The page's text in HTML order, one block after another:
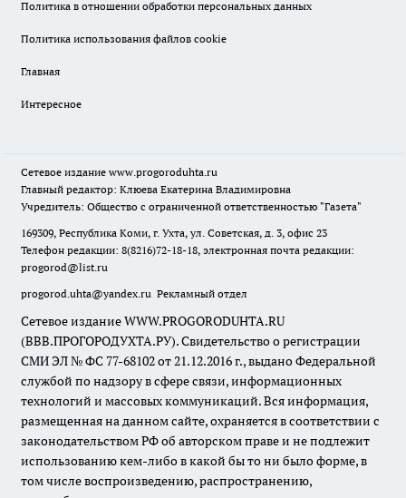
Политика в отношении обработки персональных данных
Политика использования файлов cookie
Главная
Интересное
Сетевое издание www.progoroduhta.ru
Главный редактор: Клюева Екатерина Владимировна
Учредитель: Общество с ограниченной ответственностью "Газета"
169309, Республика Коми, г. Ухта, ул. Советская, д. 3, офис 23
Телефон редакции: 8(8216)72-18-18, электронная почта редакции:
progorod@list.ru
progorod.uhta@yandex.ru Рекламный отдел
Сетевое издание WWW.PROGORODUHTA.RU
(ВВВ.ПРОГОРОДУХТА.РУ). Свидетельство о регистрации
СМИ ЭЛ № ФС 77-68102 от 21.12.2016 г., выдано Федеральной
службой по надзору в сфере связи, информационных
технологий и массовых коммуникаций. Вся информация,
размещенная на данном сайте, охраняется в соответствии с
законодательством РФ об авторском праве и не подлежит
использованию кем-либо в какой бы то ни было форме, в
том числе воспроизведению, распространению,